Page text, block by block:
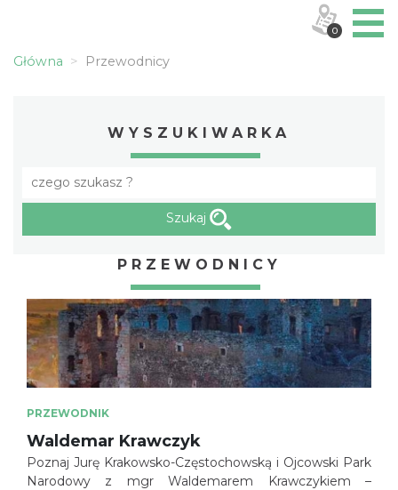
Główna Przewodnicy
WYSZUKIWARKA
Szukaj
PRZEWODNICY
PRZEWODNIK
Waldemar Krawczyk
Poznaj Jurę Krakowsko-Częstochowską i Ojcowski Park
Narodowy z mgr Waldemarem Krawczykiem –
0